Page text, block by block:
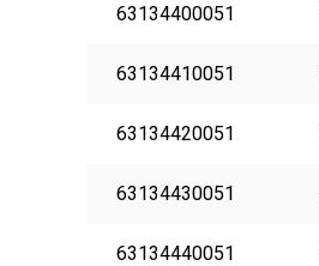
63134400051
63134410051
63134420051
63134430051
63134440051